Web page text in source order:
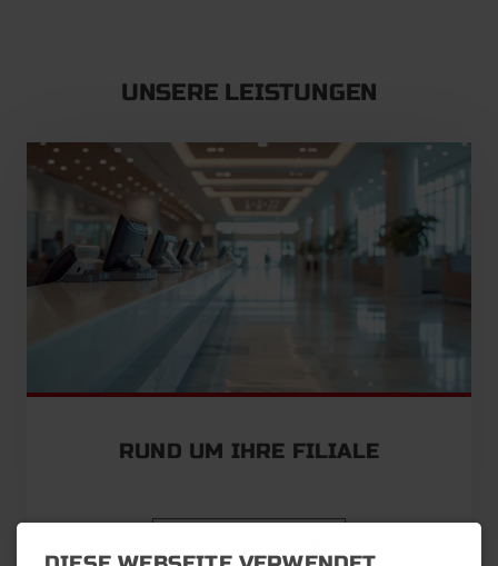
UNSERE LEISTUNGEN
RUND UM IHRE FILIALE